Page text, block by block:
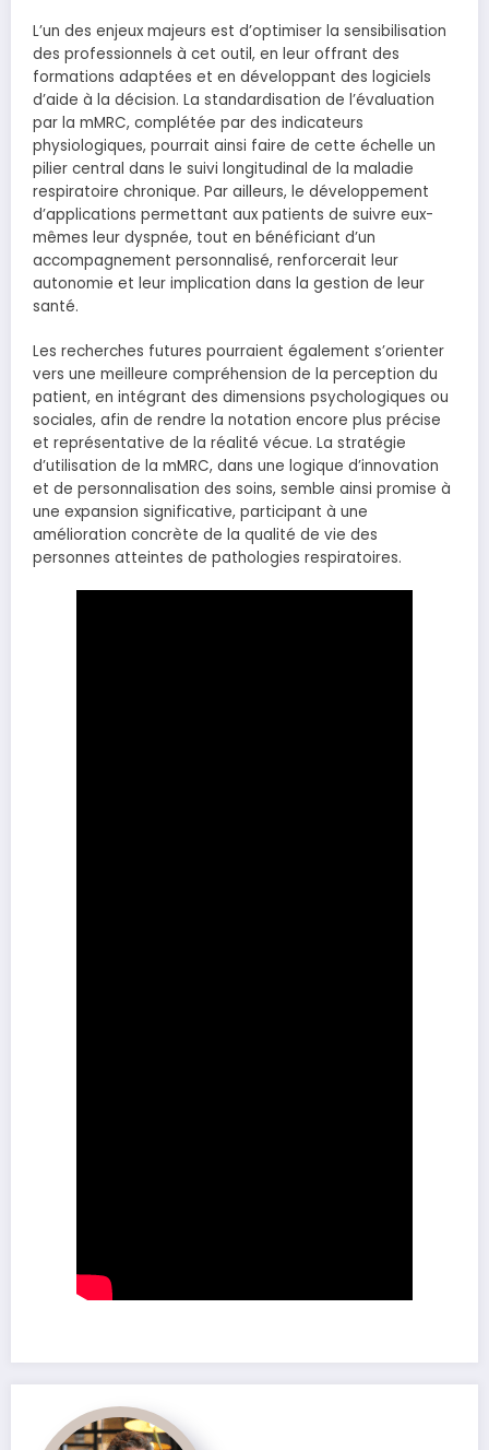
L’un des enjeux majeurs est d’optimiser la sensibilisation
des professionnels à cet outil, en leur offrant des
formations adaptées et en développant des logiciels
d’aide à la décision. La standardisation de l’évaluation
par la mMRC, complétée par des indicateurs
physiologiques, pourrait ainsi faire de cette échelle un
pilier central dans le suivi longitudinal de la maladie
respiratoire chronique. Par ailleurs, le développement
d’applications permettant aux patients de suivre eux-
mêmes leur dyspnée, tout en bénéficiant d’un
accompagnement personnalisé, renforcerait leur
autonomie et leur implication dans la gestion de leur
santé.
Les recherches futures pourraient également s’orienter
vers une meilleure compréhension de la perception du
patient, en intégrant des dimensions psychologiques ou
sociales, afin de rendre la notation encore plus précise
et représentative de la réalité vécue. La stratégie
d’utilisation de la mMRC, dans une logique d’innovation
et de personnalisation des soins, semble ainsi promise à
une expansion significative, participant à une
amélioration concrète de la qualité de vie des
personnes atteintes de pathologies respiratoires.